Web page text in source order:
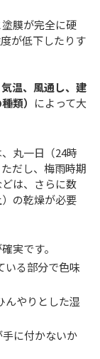
膜が完全に硬
が低下したりす
温、風通し、建
類） によって大
丸一日（24時
だし、梅雨時期
は、さらに数
の乾燥が必要
実です。
いる部分で色味
んやりとした湿
手に付かないか